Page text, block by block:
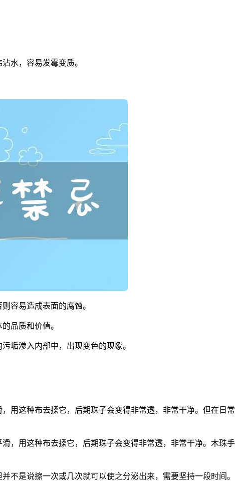
水，容易发霉变质。
容易造成表面的腐蚀。
品质和价值。
垢渗入内部中，出现变色的现象。
用这种布去揉它，后期珠子会变得非常透，非常干净。但在日常
，用这种布去揉它，后期珠子会变得非常透，非常干净。木珠手
不是说擦一次或几次就可以使之分泌出来，需要坚持一段时间。